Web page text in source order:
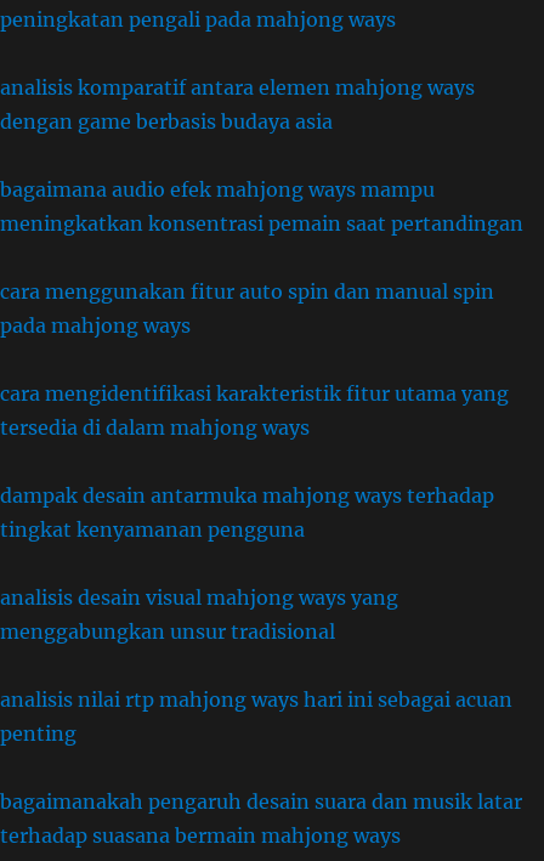
peningkatan pengali pada mahjong ways
analisis komparatif antara elemen mahjong ways
dengan game berbasis budaya asia
bagaimana audio efek mahjong ways mampu
meningkatkan konsentrasi pemain saat pertandingan
cara menggunakan fitur auto spin dan manual spin
pada mahjong ways
cara mengidentifikasi karakteristik fitur utama yang
tersedia di dalam mahjong ways
dampak desain antarmuka mahjong ways terhadap
tingkat kenyamanan pengguna
analisis desain visual mahjong ways yang
menggabungkan unsur tradisional
analisis nilai rtp mahjong ways hari ini sebagai acuan
penting
bagaimanakah pengaruh desain suara dan musik latar
terhadap suasana bermain mahjong ways